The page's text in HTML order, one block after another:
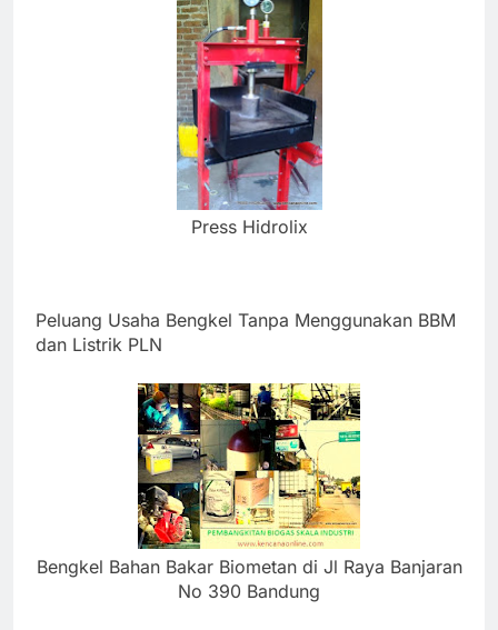
Press Hidrolix
Peluang Usaha Bengkel Tanpa Menggunakan BBM
dan Listrik PLN
Bengkel Bahan Bakar Biometan di Jl Raya Banjaran
No 390 Bandung